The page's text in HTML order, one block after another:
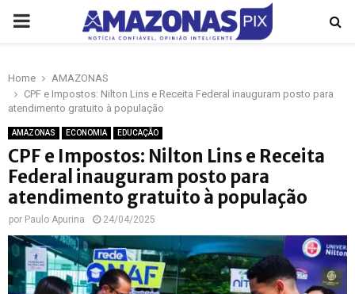
PRIMARY
Home
AMAZONAS
CPF e Impostos: Nilton Lins e Receita Federal inauguram posto para
atendimento gratuito à população
AMAZONAS ECONOMIA EDUCAÇÃO
CPF e Impostos: Nilton Lins e Receita
Federal inauguram posto para
atendimento gratuito à população
por Paulo Apurina 24/04/2025